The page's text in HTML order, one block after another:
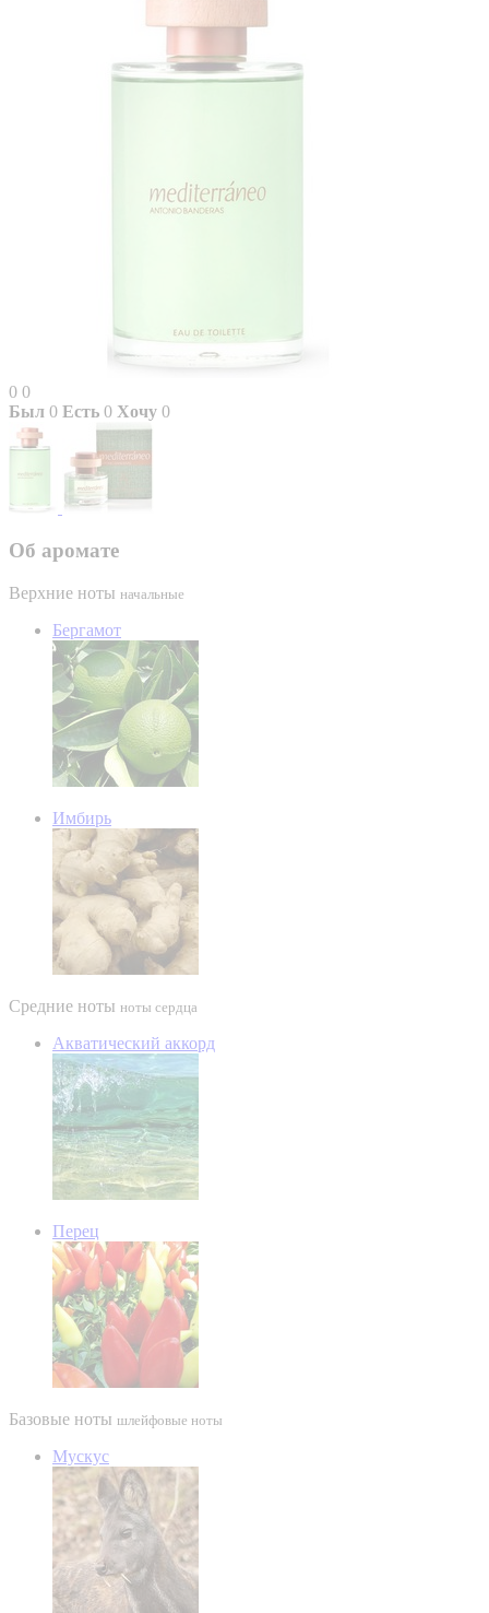
0 0
Был 0 Есть 0 Хочу 0
Об аромате
Верхние ноты начальные
Бергамот
Имбирь
Средние ноты ноты сердца
Акватический аккорд
Перец
Базовые ноты шлейфовые ноты
Мускус